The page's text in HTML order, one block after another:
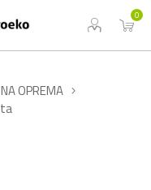
0
OPREMA